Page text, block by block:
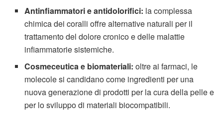
Antinfiammatori e antidolorifici: la complessa
chimica dei coralli offre alternative naturali per il
trattamento del dolore cronico e delle malattie
infiammatorie sistemiche.
Cosmeceutica e biomateriali: oltre ai farmaci, le
molecole si candidano come ingredienti per una
nuova generazione di prodotti per la cura della pelle e
per lo sviluppo di materiali biocompatibili.